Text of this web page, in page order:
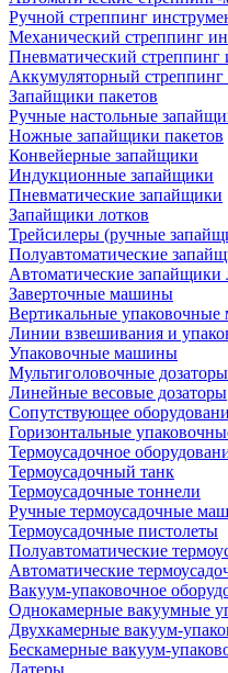
Ручной стреппинг
Механический стреппинг
Пневматический стреппинг
Аккумуляторный стреппинг
Запайщики пакетов
Ручные настольные
Ножные запайщики пакетов
Конвейерные запайщики
Индукционные запайщики
Пневматические запайщики
Запайщики лотков
Трейсилеры (ручные
Полуавтоматические
Автоматические запайщики
Заверточные машины
Вертикальные
Линии взвешивания и
Упаковочные машины
Мультиголовочные дозаторы
Линейные весовые дозаторы
Сопутствующее
Горизонтальные
Термоусадочное
Термоусадочный танк
Термоусадочные тоннели
Ручные термоусадочные
Термоусадочные пистолеты
Полуавтоматические
Автоматические
Вакуум-упаковочное
Однокамерные вакуумные
Двухкамерные вакуум-
Бескамерные вакуум-
Датеры